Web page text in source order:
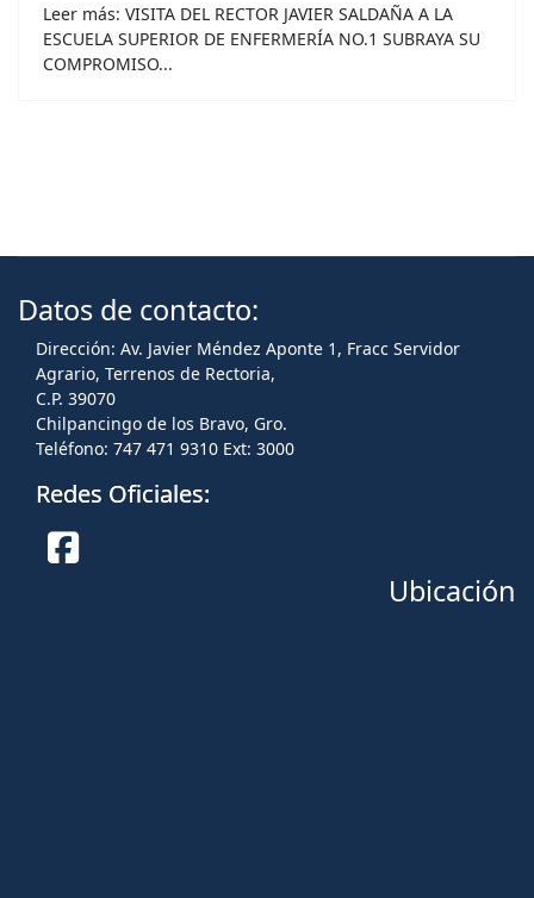
Leer más: VISITA DEL RECTOR JAVIER SALDAÑA A LA
ESCUELA SUPERIOR DE ENFERMERÍA NO.1 SUBRAYA SU
COMPROMISO...
Datos de contacto:
Dirección: Av. Javier Méndez Aponte 1, Fracc Servidor
Agrario, Terrenos de Rectoria,
C.P. 39070
Chilpancingo de los Bravo, Gro.
Teléfono: 747 471 9310 Ext: 3000
Redes Oficiales:
Ubicación